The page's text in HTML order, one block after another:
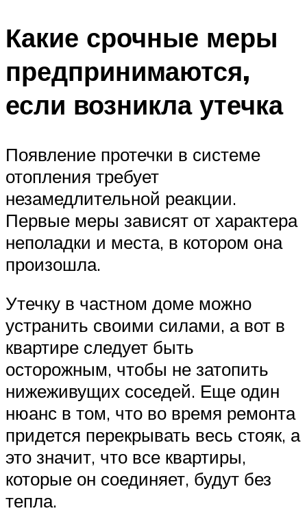
Какие срочные меры
предпринимаются,
если возникла утечка
Появление протечки в системе
отопления требует
незамедлительной реакции.
Первые меры зависят от характера
неполадки и места, в котором она
произошла.
Утечку в частном доме можно
устранить своими силами, а вот в
квартире следует быть
осторожным, чтобы не затопить
нижеживущих соседей. Еще один
нюанс в том, что во время ремонта
придется перекрывать весь стояк, а
это значит, что все квартиры,
которые он соединяет, будут без
тепла.